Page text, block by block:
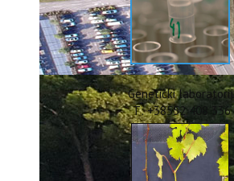
Genetički laboratorij
T: +38552 408 336